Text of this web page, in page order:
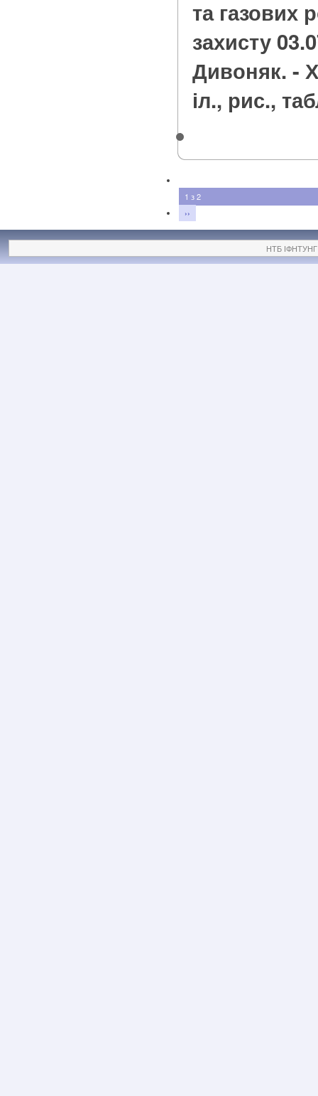
та газових
захисту
Дивоняк. -
іл., рис.,
1 з 2
››
НТБ ІФНТУНГ